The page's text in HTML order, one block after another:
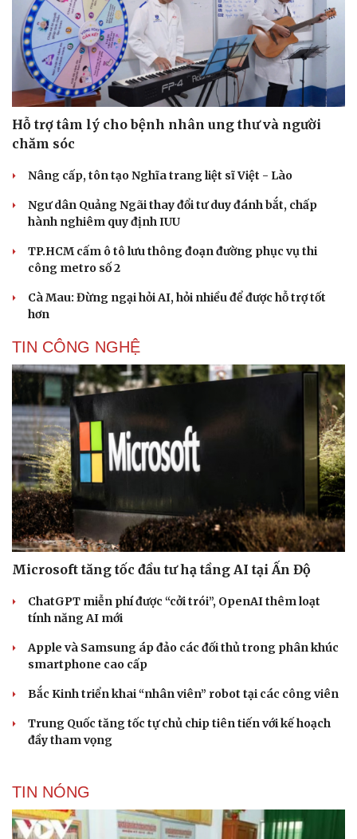
Cải chính
Hỗ trợ tâm lý cho bệnh nhân ung thư và người
chăm sóc
Nâng cấp, tôn tạo Nghĩa trang liệt sĩ Việt - Lào
Ngư dân Quảng Ngãi thay đổi tư duy đánh bắt, chấp
hành nghiêm quy định IUU
TP.HCM cấm ô tô lưu thông đoạn đường phục vụ thi
công metro số 2
Cà Mau: Đừng ngại hỏi AI, hỏi nhiều để được hỗ trợ tốt
hơn
TIN CÔNG NGHỆ
Microsoft tăng tốc đầu tư hạ tầng AI tại Ấn Độ
ChatGPT miễn phí được “cởi trói”, OpenAI thêm loạt
tính năng AI mới
Apple và Samsung áp đảo các đối thủ trong phân khúc
smartphone cao cấp
Bắc Kinh triển khai “nhân viên” robot tại các công viên
Trung Quốc tăng tốc tự chủ chip tiên tiến với kế hoạch
đầy tham vọng
TIN NÓNG